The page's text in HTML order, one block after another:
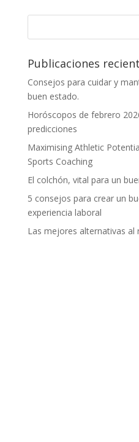
Publicaciones
Consejos para cuidar y
buen estado.
Horóscopos de febrero
predicciones
Maximising Athletic
Sports Coaching
El colchón, vital para un
5 consejos para crear un
experiencia laboral
Las mejores alternativas al